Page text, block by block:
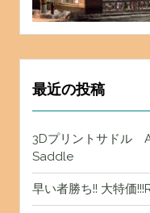
最近の投稿
3Dプリントサドル
Saddle
早い者勝ち!! 大特価